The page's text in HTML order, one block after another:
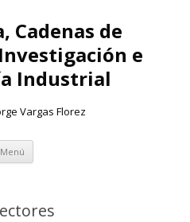
Cadenas de
e
Industrial
Vargas Florez
Menú Ir
contenido